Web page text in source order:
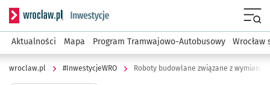
Serwis informacyjny wroclaw.pl podserwis:
Aktualności Mapa Program Tramwajowo-Autobusowy Wrocław
wroclaw.pl #InwestycjeWRO